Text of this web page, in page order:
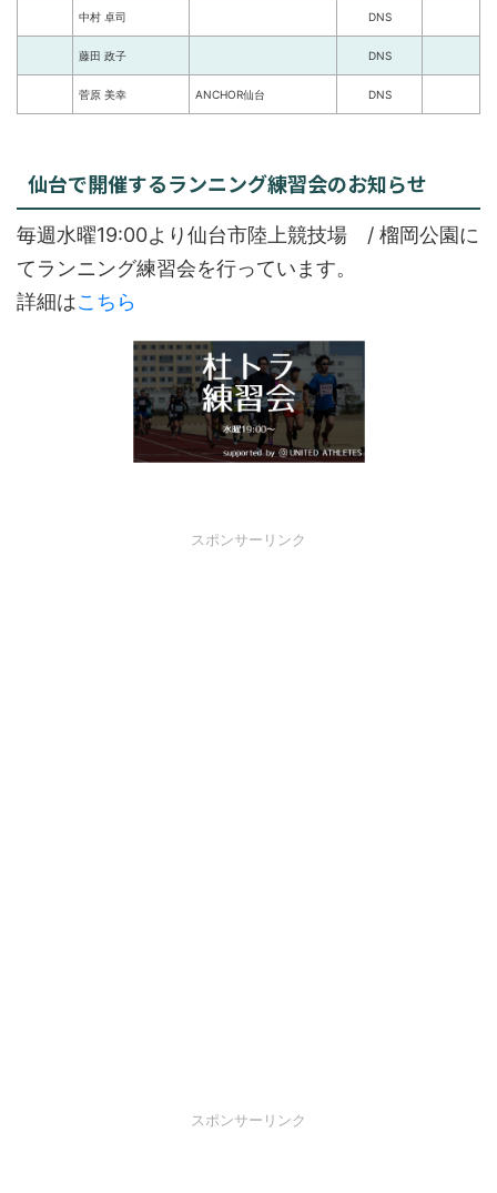
中村 卓司 DNS
藤田 政子 DNS
菅原 美幸 ANCHOR仙台 DNS
仙台で開催するランニング練習会のお知らせ
毎週水曜19:00より仙台市陸上競技場 / 榴岡公園に
てランニング練習会を行っています。
詳細はこちら
スポンサーリンク
スポンサーリンク